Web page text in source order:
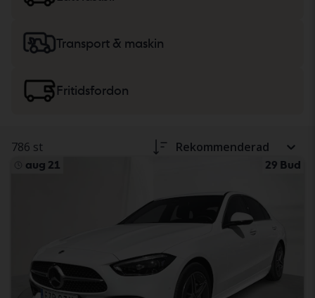
Transport & maskin
Fritidsfordon
786 st Rekommenderad
aug 21 29 Bud